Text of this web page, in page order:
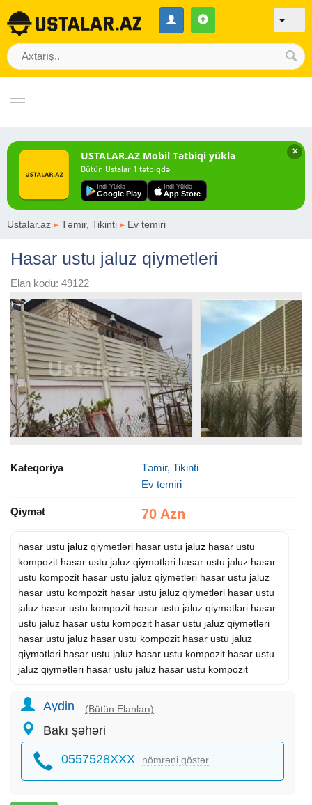
✕
USTALAR.AZ Mobil Tətbiqi yüklə
Bütün Ustalar 1 tətbiqdə
Indi Yüklə
Google Play
Indi Yüklə
App Store
Ustalar.az ▸ Təmir, Tikinti ▸ Ev temiri
Hasar ustu jaluz qiymetleri
Elan kodu: 49122
Kateqoriya
Təmir, Tikinti
Ev temiri
Qiymət 70 Azn
hasar ustu jaluz qiymətləri hasar ustu jaluz hasar ustu
kompozit hasar ustu jaluz qiymətləri hasar ustu jaluz hasar
ustu kompozit hasar ustu jaluz qiymətləri hasar ustu jaluz
hasar ustu kompozit hasar ustu jaluz qiymətləri hasar ustu
jaluz hasar ustu kompozit hasar ustu jaluz qiymətləri hasar
ustu jaluz hasar ustu kompozit hasar ustu jaluz qiymətləri
hasar ustu jaluz hasar ustu kompozit hasar ustu jaluz
qiymətləri hasar ustu jaluz hasar ustu kompozit hasar ustu
jaluz qiymətləri hasar ustu jaluz hasar ustu kompozit
Aydin (Bütün Elanları)
Bakı şəhəri
0557528XXX nömrəni göstər